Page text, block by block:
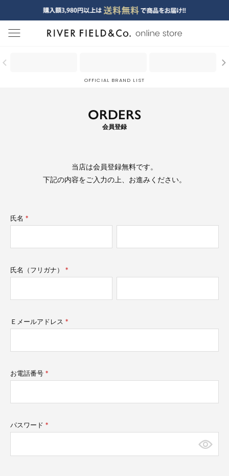
menu
OFFICIAL BRAND LIST
ORDERS
会員登録
当店は会員登録無料です。
下記の内容をご入力の上、お進みください。
氏名
(必
氏名（フリガナ）
(必
Ｅメールアドレス
(必
お電話番号
(必
パスワード
(必